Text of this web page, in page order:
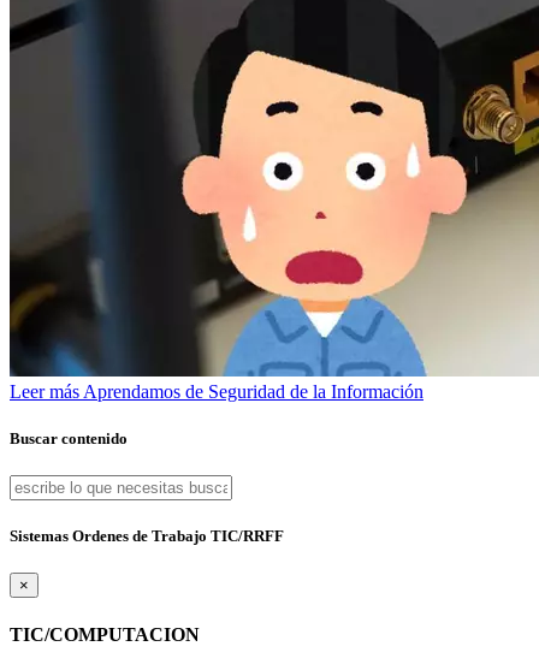
Leer más Aprendamos de Seguridad de la Información
Buscar contenido
Sistemas Ordenes de Trabajo TIC/RRFF
×
TIC/COMPUTACION